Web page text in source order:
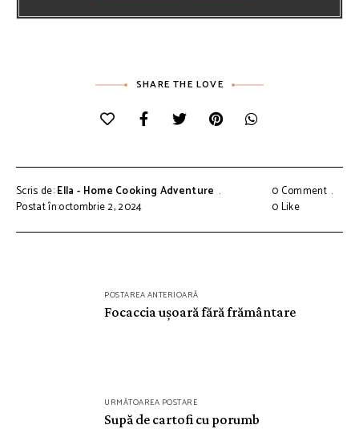
SHARE THE LOVE
Scris de:Ella - Home Cooking Adventure
Postat în:octombrie 2, 2024
0 Comment
0Like
POSTAREA ANTERIOARĂ
Focaccia ușoară fără frământare
URMĂTOAREA POSTARE
Supă de cartofi cu porumb